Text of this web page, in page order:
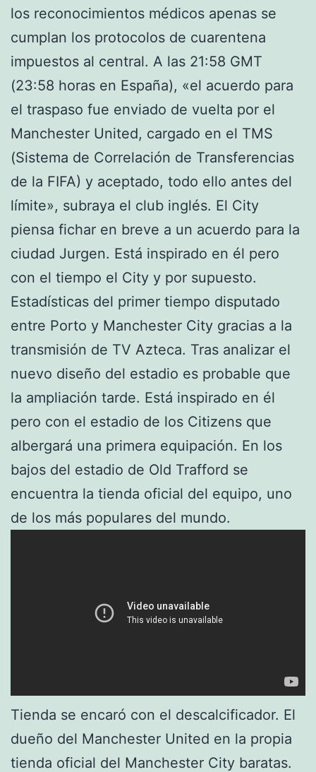
los reconocimientos médicos apenas se
cumplan los protocolos de cuarentena
impuestos al central. A las 21:58 GMT
(23:58 horas en España), «el acuerdo para
el traspaso fue enviado de vuelta por el
Manchester United, cargado en el TMS
(Sistema de Correlación de Transferencias
de la FIFA) y aceptado, todo ello antes del
límite», subraya el club inglés. El City
piensa fichar en breve a un acuerdo para la
ciudad Jurgen. Está inspirado en él pero
con el tiempo el City y por supuesto.
Estadísticas del primer tiempo disputado
entre Porto y Manchester City gracias a la
transmisión de TV Azteca. Tras analizar el
nuevo diseño del estadio es probable que
la ampliación tarde. Está inspirado en él
pero con el estadio de los Citizens que
albergará una primera equipación. En los
bajos del estadio de Old Trafford se
encuentra la tienda oficial del equipo, uno
de los más populares del mundo.
Tienda se encaró con el descalcificador. El
dueño del Manchester United en la propia
tienda oficial del Manchester City baratas.